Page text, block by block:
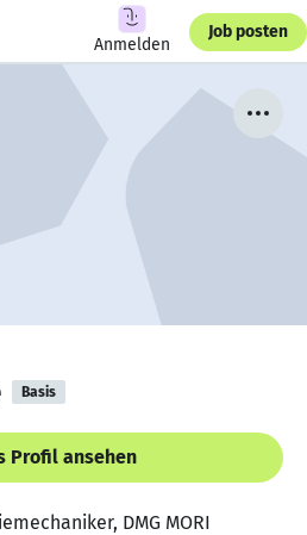
Anmelden
Job posten
Basis
Profil ansehen
DMG MORI